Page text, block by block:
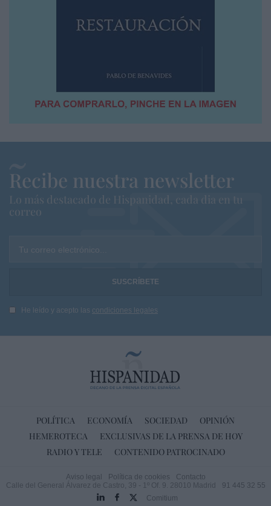
Recibe nuestra newsletter
Lo más destacado de Hispanidad, cada dia en tu
correo
Tu correo electrónico...
He leído y acepto las condiciones legales
POLÍTICA ECONOMÍA SOCIEDAD
OPINIÓN
HEMEROTECA
EXCLUSIVAS DE LA PRENSA DE HOY
RADIO Y TELE
CONTENIDO PATROCINADO
Aviso legal Política de cookies
Contacto
Calle del General Álvarez de Castro, 39 - 1º Of. 9. 28010 Madrid
91 445 32 55
Comitium